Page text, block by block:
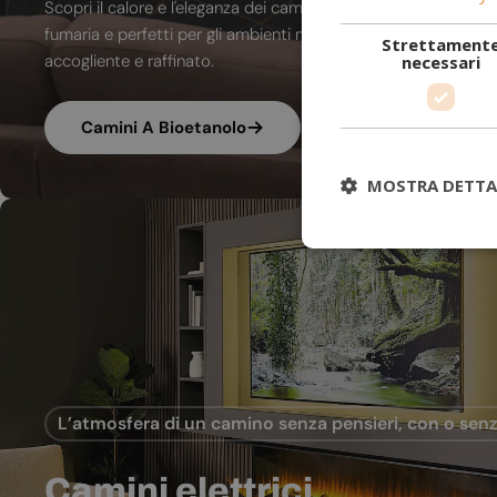
Scopri il calore e l'eleganza dei camini a bioetanolo. A
fumaria e perfetti per gli ambienti moderni, trasformano ogni
accogliente e raffinato.
Camini A Bioetanolo
L’atmosfera di un camino senza pensieri, con o
necessari
MOSTRA